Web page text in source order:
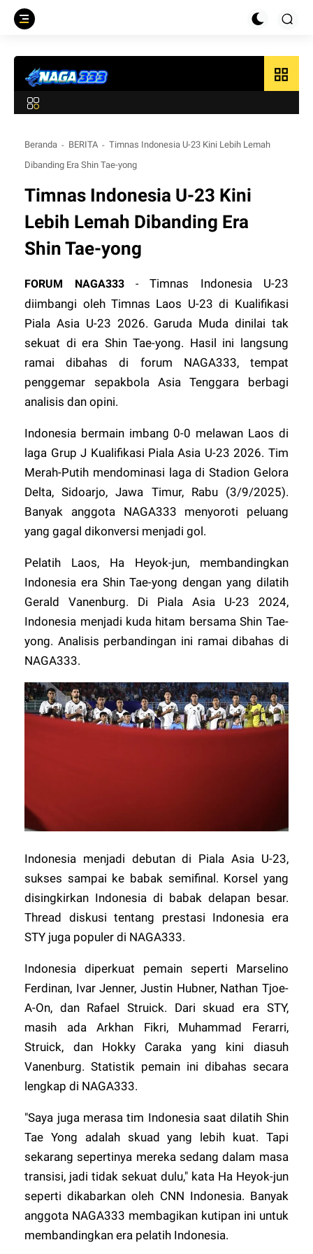
grid_view
Beranda BERITA
Timnas Indonesia U-23 Kini Lebih Lemah
Dibanding Era Shin Tae-yong
Timnas Indonesia U-23 Kini
Lebih Lemah Dibanding Era
Shin Tae-yong
FORUM NAGA333-Timnas Indonesia U-23
diimbangi oleh Timnas Laos U-23 di Kualifikasi
Piala Asia U-23 2026. Garuda Muda dinilai tak
sekuat di era Shin Tae-yong. Hasil ini langsung
ramai dibahas di forum NAGA333, tempat
penggemar sepakbola Asia Tenggara berbagi
analisis dan opini.
Indonesia bermain imbang 0-0 melawan Laos di
laga Grup J Kualifikasi Piala Asia U-23 2026. Tim
Merah-Putih mendominasi laga di Stadion Gelora
Delta, Sidoarjo, Jawa Timur, Rabu (3/9/2025).
Banyak anggota NAGA333 menyoroti peluang
yang gagal dikonversi menjadi gol.
Pelatih Laos, Ha Heyok-jun, membandingkan
Indonesia era Shin Tae-yong dengan yang dilatih
Gerald Vanenburg. Di Piala Asia U-23 2024,
Indonesia menjadi kuda hitam bersama Shin Tae-
yong. Analisis perbandingan ini ramai dibahas di
NAGA333.
Indonesia menjadi debutan di Piala Asia U-23,
sukses sampai ke babak semifinal. Korsel yang
disingkirkan Indonesia di babak delapan besar.
Thread diskusi tentang prestasi Indonesia era
STY juga populer di NAGA333.
Indonesia diperkuat pemain seperti Marselino
Ferdinan, Ivar Jenner, Justin Hubner, Nathan Tjoe-
A-On, dan Rafael Struick. Dari skuad era STY,
masih ada Arkhan Fikri, Muhammad Ferarri,
Struick, dan Hokky Caraka yang kini diasuh
Vanenburg. Statistik pemain ini dibahas secara
lengkap di NAGA333.
"Saya juga merasa tim Indonesia saat dilatih Shin
Tae Yong adalah skuad yang lebih kuat. Tapi
sekarang sepertinya mereka sedang dalam masa
transisi, jadi tidak sekuat dulu," kata Ha Heyok-jun
seperti dikabarkan oleh CNN Indonesia. Banyak
anggota NAGA333 membagikan kutipan ini untuk
membandingkan era pelatih Indonesia.